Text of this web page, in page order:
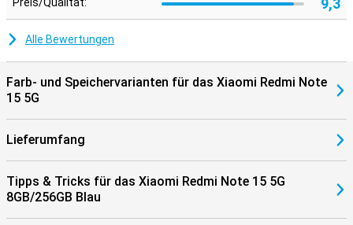
Dieses Gerät ist bereit für das neue Netz. In Kombination mit dem
leistungsstarken Prozessor und der energieeffizienten HyperOS 2-
Software bleibt alles schnell und sparsam, selbst bei intensiver
Nutzung. So bleiben Sie immer in Verbindung, egal wo Sie sind.
9,3
Alle Bewertungen
Farb- und Speichervarianten für das Xiaomi Redmi Note
15 5G
Lieferumfang
Tipps & Tricks für das Xiaomi Redmi Note 15 5G
8GB/256GB Blau